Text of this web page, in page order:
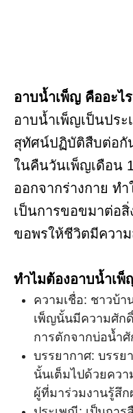
อาบน้ำเพ็ญ คืออะไ
อาบน้ำเพ็ญเป็นปร
สุทัศน์ปฏิบัติสืบต่อกั
ในคืนวันเพ็ญเดือน
ออกจากร่างกาย ท
เป็นการขอขมาต่อ
ขอพรให้ชีวิตมีควา
ทำไมต้องอาบน้ำเ
ความเชื่อ: ชาวบ้า
เพ็ญนั้นมีความศัก
การตักจากบ่อน้ำ
บรรยากาศ: บรร
นั้นเต็มไปด้วยคว
ผู้ที่มาร่วมงานรู้สึ